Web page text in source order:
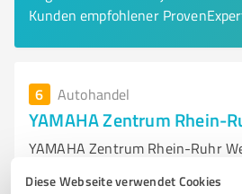
Diese Webseite verwendet Cookies
Kunden empfohlener
6 Autohandel
YAMAHA Zentrum Rhein-
YAMAHA Zentrum Rhein-Ruhr